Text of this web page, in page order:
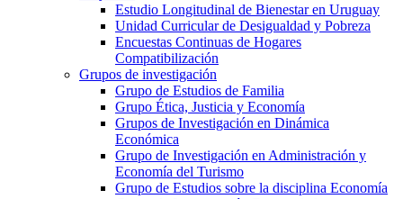
Estudio Longitudinal de Bienestar en Uruguay
Unidad Curricular de Desigualdad y Pobreza
Encuestas Continuas de Hogares
Compatibilización
Grupos de investigación
Grupo de Estudios de Familia
Grupo Ética, Justicia y Economía
Grupos de Investigación en Dinámica
Económica
Grupo de Investigación en Administración y
Economía del Turismo
Grupo de Estudios sobre la disciplina Economía